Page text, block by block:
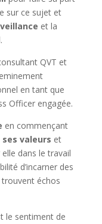
sur ce sujet et
et la
QVT et
en tant que
Officer engagée.
en commençant
valeurs et
dans le travail
d’incarner des
échos
le sentiment de